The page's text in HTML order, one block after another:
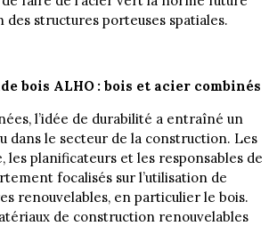
structures porteuses spatiales.
bois ALHO : bois et acier combinés
l’idée de durabilité a entraîné un
dans le secteur de la construction. Les
les planificateurs et les responsables de
focalisés sur l’utilisation de
renouvelables, en particulier le bois.
de construction renouvelables